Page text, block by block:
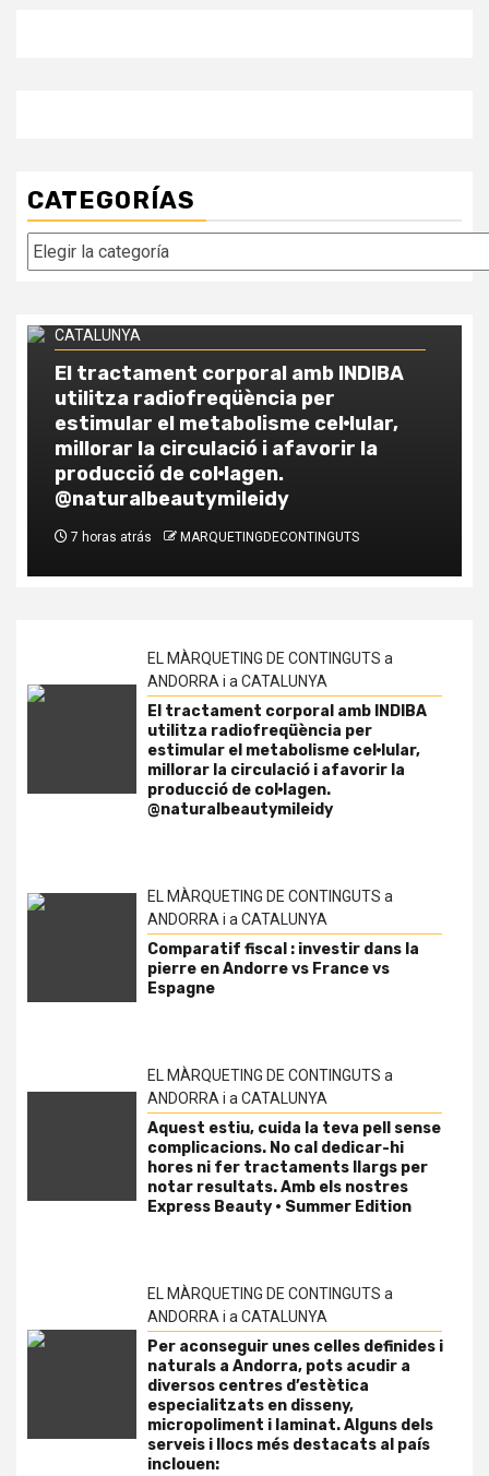
CATEGORÍAS
Categorías
EL MÀRQUETING DE CONTINGUTS a ANDORRA i a
CATALUNYA
Comparatif fiscal : investir dans la
pierre en Andorre vs France vs
Espagne
1 semana atrás MARQUETINGDECONTINGUTS
EL MÀRQUETING DE CONTINGUTS a
ANDORRA i a CATALUNYA
El tractament corporal amb INDIBA
utilitza radiofreqüència per
estimular el metabolisme cel·lular,
millorar la circulació i afavorir la
producció de col·lagen.
@naturalbeautymileidy
EL MÀRQUETING DE CONTINGUTS a
ANDORRA i a CATALUNYA
Comparatif fiscal : investir dans la
pierre en Andorre vs France vs
Espagne
EL MÀRQUETING DE CONTINGUTS a
ANDORRA i a CATALUNYA
Aquest estiu, cuida la teva pell sense
complicacions. No cal dedicar-hi
hores ni fer tractaments llargs per
notar resultats. Amb els nostres
Express Beauty · Summer Edition
EL MÀRQUETING DE CONTINGUTS a
ANDORRA i a CATALUNYA
Per aconseguir unes celles definides i
naturals a Andorra, pots acudir a
diversos centres d’estètica
especialitzats en disseny,
micropoliment i laminat. Alguns dels
serveis i llocs més destacats al país
inclouen: